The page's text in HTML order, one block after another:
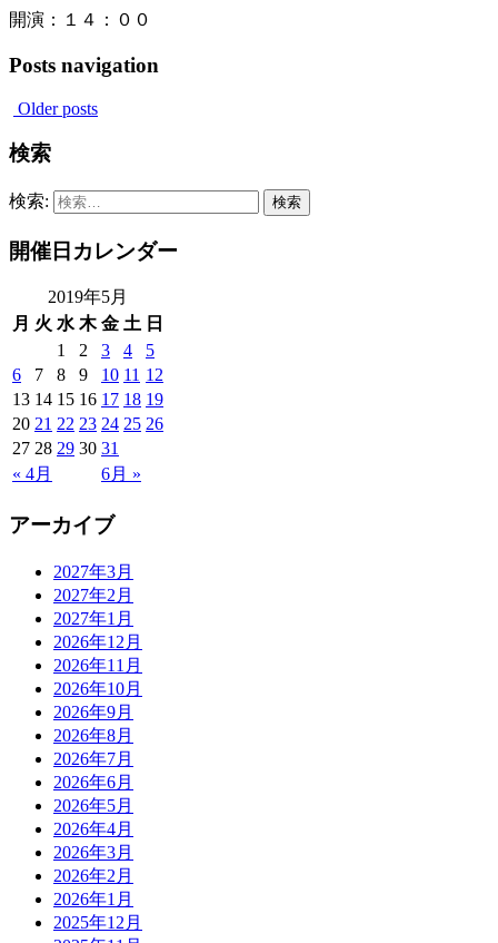
開演：１４：００
Posts navigation
Older posts
検索
検索:
開催日カレンダー
2019年5月
月 火 水 木 金 土 日
« 4月 6月 »
1 2 3 4
5
6
7 8 9 10 11 12
13 14 15 16 17 18 19
20 21 22 23 24 25 26
27 28 29 30 31
アーカイブ
2027年3月
2027年2月
2027年1月
2026年12月
2026年11月
2026年10月
2026年9月
2026年8月
2026年7月
2026年6月
2026年5月
2026年4月
2026年3月
2026年2月
2026年1月
2025年12月